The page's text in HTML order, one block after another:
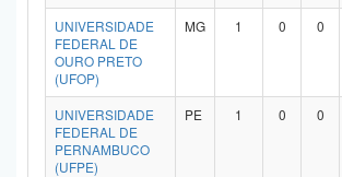
UNIVERSIDADE
FEDERAL DE
OURO PRETO
(UFOP)
MG 1 0 0
UNIVERSIDADE
FEDERAL DE
PERNAMBUCO
(UFPE)
PE 1 0 0